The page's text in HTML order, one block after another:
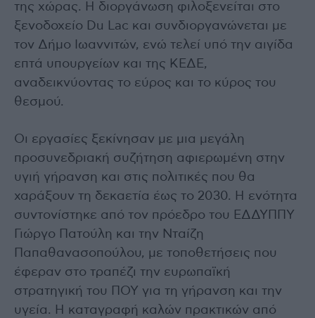
της χώρας. Η διοργάνωση φιλοξενείται στο
ξενοδοχείο Du Lac και συνδιοργανώνεται με
τον Δήμο Ιωαννιτών, ενώ τελεί υπό την αιγίδα
επτά υπουργείων και της ΚΕΔΕ,
αναδεικνύοντας το εύρος και το κύρος του
θεσμού.
Οι εργασίες ξεκίνησαν με μια μεγάλη
προσυνεδριακή συζήτηση αφιερωμένη στην
υγιή γήρανση και στις πολιτικές που θα
χαράξουν τη δεκαετία έως το 2030. Η ενότητα
συντονίστηκε από τον πρόεδρο του ΕΔΔΥΠΠΥ
Γιώργο Πατούλη και την Νταίζη
Παπαθανασοπούλου, με τοποθετήσεις που
έφεραν στο τραπέζι την ευρωπαϊκή
στρατηγική του ΠΟΥ για τη γήρανση και την
υγεία. Η καταγραφή καλών πρακτικών από